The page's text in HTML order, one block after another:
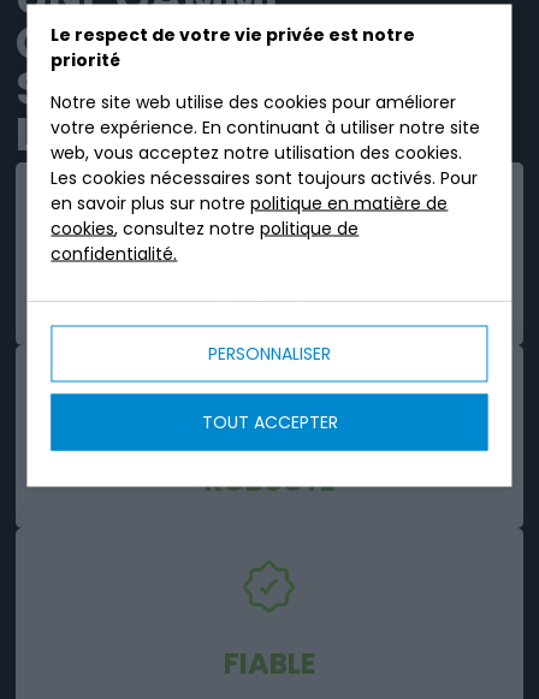
Le respect de votre vie privée est notre
priorité
Notre site web utilise des cookies pour améliorer
votre expérience. En continuant à utiliser notre site
web, vous acceptez notre utilisation des cookies.
Les cookies nécessaires sont toujours activés. Pour
en savoir plus sur notrepolitique en matière de
cookies, consultez notrepolitique de
confidentialité.
PERSONNALISER
TOUT ACCEPTER
COMPLÈTE DE
SOLUTIONS PRÊTES À
L'EMPLOI.
SIMPLE
ROBUSTE
FIABLE